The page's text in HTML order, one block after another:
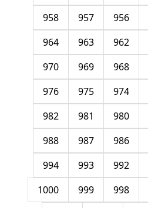
956
957
958
962
963
964
968
969
970
974
975
976
980
981
982
986
987
988
992
993
994
998
999
1000